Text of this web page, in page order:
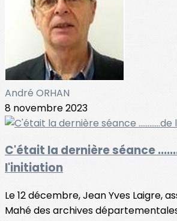
André ORHAN
8 novembre 2023
C'était la dernière séance
l'initiation
Le 12 décembre, Jean Yves Laigre,
Mahé des archives